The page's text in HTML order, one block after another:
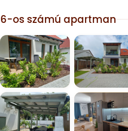
6-os számú apartman